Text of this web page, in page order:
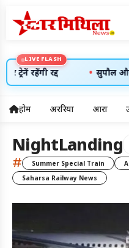
अलर्ट्स
8 अग॰ 2026
LIVE FLASH
रहेंगी रद्द सुपौल और
होम अररिया आरा
NightLanding
# Summer Special Train
Saharsa Railway News